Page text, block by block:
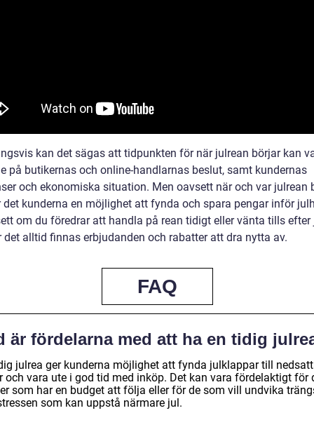
kan det sägas att tidpunkten för när julrean börjar kan
på butikernas och online-handlarnas beslut, samt kundernas
och ekonomiska situation. Men oavsett när och var julrean
det kunderna en möjlighet att fynda och spara pengar inför
om du föredrar att handla på rean tidigt eller vänta tills efter
det alltid finnas erbjudanden och rabatter att dra nytta av.
FAQ
är fördelarna med att ha en tidig
julrea ger kunderna möjlighet att fynda julklappar till
och vara ute i god tid med inköp. Det kan vara fördelaktigt för
som har en budget att följa eller för de som vill undvika
som kan uppstå närmare jul.